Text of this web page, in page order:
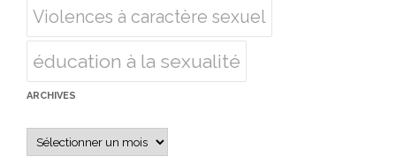
Violences à caractère sexuel
éducation à la sexualité
ARCHIVES
Archives